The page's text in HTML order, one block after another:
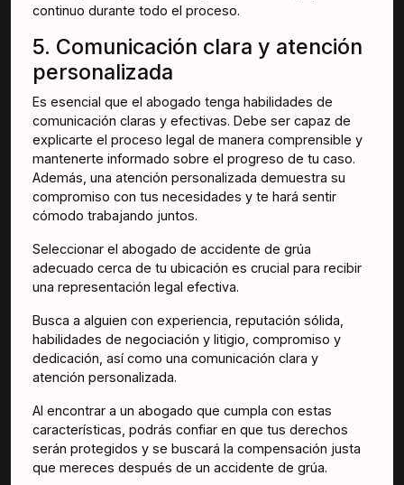
continuo durante todo el proceso.
5. Comunicación clara y atención
personalizada
Es esencial que el abogado tenga habilidades de
comunicación claras y efectivas. Debe ser capaz de
explicarte el proceso legal de manera comprensible y
mantenerte informado sobre el progreso de tu caso.
Además, una atención personalizada demuestra su
compromiso con tus necesidades y te hará sentir
cómodo trabajando juntos.
Seleccionar el abogado de accidente de grúa
adecuado cerca de tu ubicación es crucial para recibir
una representación legal efectiva.
Busca a alguien con experiencia, reputación sólida,
habilidades de negociación y litigio, compromiso y
dedicación, así como una comunicación clara y
atención personalizada.
Al encontrar a un abogado que cumpla con estas
características, podrás confiar en que tus derechos
serán protegidos y se buscará la compensación justa
que mereces después de un accidente de grúa.